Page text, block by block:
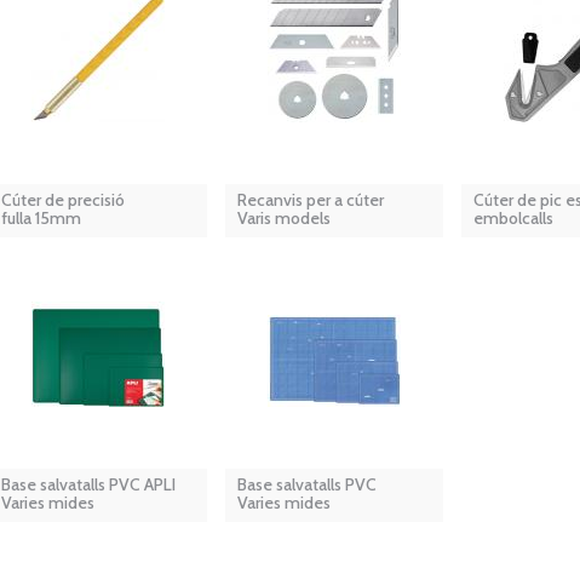
Cúter de precisió
fulla 15mm
Recanvis per a cúter
Varis models
Cúter de pic
embolcalls
Base salvatalls PVC APLI
Varies mides
Base salvatalls PVC
Varies mides